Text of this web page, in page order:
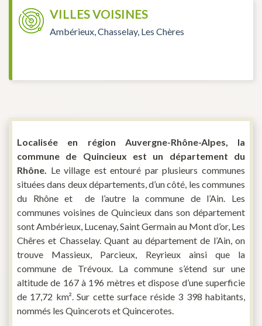
VILLES VOISINES
Ambérieux, Chasselay, Les Chères
Localisée en région Auvergne-Rhône-Alpes, la
commune de Quincieux est un département du
Rhône. Le village est entouré par plusieurs communes
situées dans deux départements, d’un côté, les communes
du Rhône et de l’autre la commune de l’Ain. Les
communes voisines de Quincieux dans son département
sont Ambérieux, Lucenay, Saint Germain au Mont d’or, Les
Chêres et Chasselay. Quant au département de l’Ain, on
trouve Massieux, Parcieux, Reyrieux ainsi que la
commune de Trévoux. La commune s’étend sur une
altitude de 167 à 196 mètres et dispose d’une superficie
de 17,72 km². Sur cette surface réside 3 398 habitants,
nommés les Quincerots et Quincerotes.